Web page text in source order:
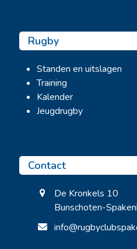
Rugby
Standen en uitslagen
Training
Kalender
Jeugdrugby
Contact
De Kronkels 10
Bunschoten-